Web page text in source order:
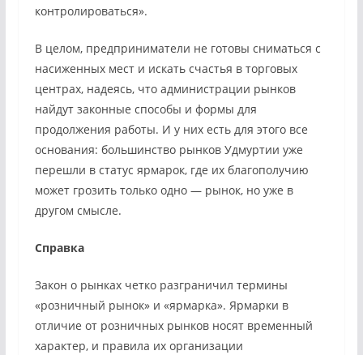
контролироваться».
В целом, предприниматели не готовы сниматься с
насиженных мест и искать счастья в торговых
центрах, надеясь, что администрации рынков
найдут законные способы и формы для
продолжения работы. И у них есть для этого все
основания: большинство рынков Удмуртии уже
перешли в статус ярмарок, где их благополучию
может грозить только одно — рынок, но уже в
другом смысле.
Справка
Закон о рынках четко разграничил термины
«розничный рынок» и «ярмарка». Ярмарки в
отличие от розничных рынков носят временный
характер, и правила их организации